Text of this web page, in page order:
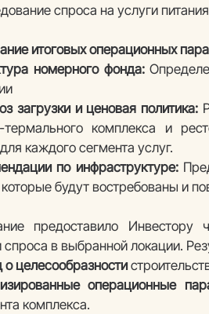
спроса на услуги питания
итоговых операционных
номерного фонда:
загрузки и ценовая политика:
термального комплекса и
каждого сегмента услуг.
по инфраструктуре:
которые будут востребованы и
предоставило Инвестору
спроса в выбранной локации.
о целесообразности
операционные
комплекса.